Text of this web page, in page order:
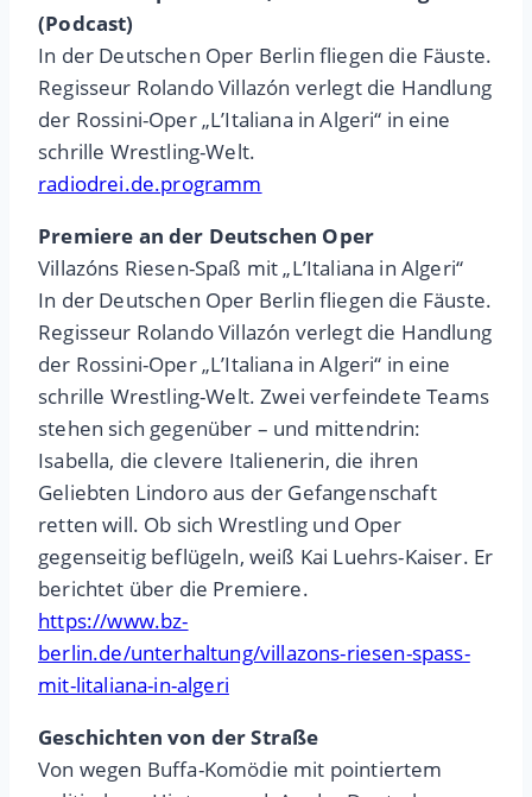
(Podcast)
In der Deutschen Oper Berlin fliegen die Fäuste.
Regisseur Rolando Villazón verlegt die Handlung
der Rossini-Oper „L’Italiana in Algeri“ in eine
schrille Wrestling-Welt.
radiodrei.de.programm
Premiere an der Deutschen Oper
Villazóns Riesen-Spaß mit „L’Italiana in Algeri“
In der Deutschen Oper Berlin fliegen die Fäuste.
Regisseur Rolando Villazón verlegt die Handlung
der Rossini-Oper „L’Italiana in Algeri“ in eine
schrille Wrestling-Welt. Zwei verfeindete Teams
stehen sich gegenüber – und mittendrin:
Isabella, die clevere Italienerin, die ihren
Geliebten Lindoro aus der Gefangenschaft
retten will. Ob sich Wrestling und Oper
gegenseitig beflügeln, weiß Kai Luehrs-Kaiser. Er
berichtet über die Premiere.
https://www.bz-
berlin.de/unterhaltung/villazons-riesen-spass-
mit-litaliana-in-algeri
Geschichten von der Straße
Von wegen Buffa-Komödie mit pointiertem